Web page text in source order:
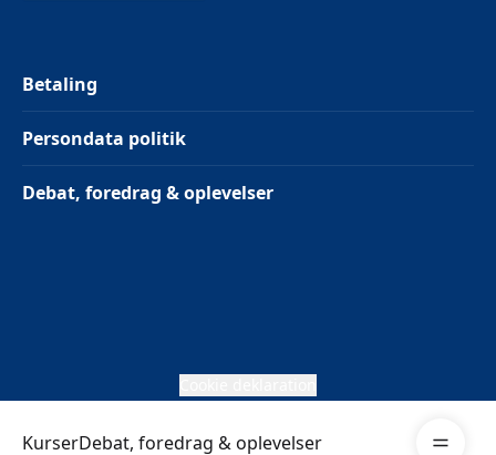
KurserDebat, foredrag & oplevelser
Betaling
Persondata politik
Debat, foredrag & oplevelser